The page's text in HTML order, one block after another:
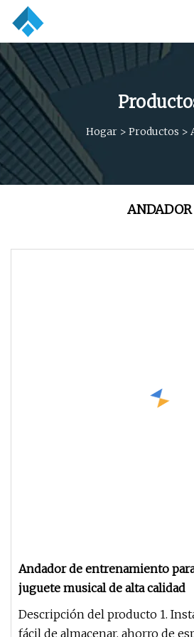
Hogar > Productos >
ANDADOR
Andador de entrenamiento
juguete musical de alta calidad
Descripción del producto 1.
fácil de almacenar, ahorro de espacio2.